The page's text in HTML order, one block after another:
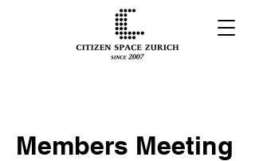
Members Meeting